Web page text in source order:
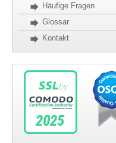
Häufige Fragen
Glossar
Kontakt